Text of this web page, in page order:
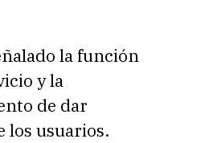
la función
y la
de dar
los usuarios.